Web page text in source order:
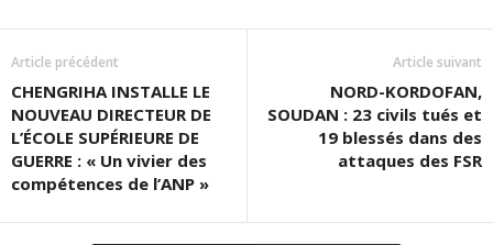
Article précédent
CHENGRIHA INSTALLE LE
NOUVEAU DIRECTEUR DE
L’ÉCOLE SUPÉRIEURE DE
GUERRE : « Un vivier des
compétences de l’ANP »
Article suivant
NORD-KORDOFAN,
SOUDAN : 23 civils tués et
19 blessés dans des
attaques des FSR